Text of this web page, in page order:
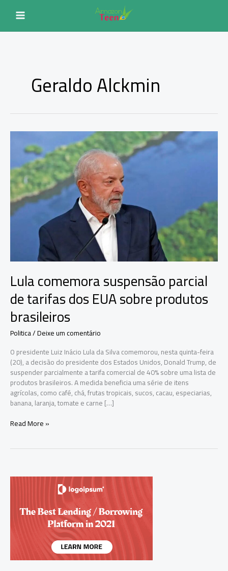
conteúdo
Geraldo Alckmin
Lula comemora suspensão parcial
de tarifas dos EUA sobre produtos
brasileiros
Politica/Deixe um comentário
O presidente Luiz Inácio Lula da Silva comemorou, nesta quinta-feira
(20), a decisão do presidente dos Estados Unidos, Donald Trump, de
suspender parcialmente a tarifa comercial de 40% sobre uma lista de
produtos brasileiros. A medida beneficia uma série de itens
agrícolas, como café, chá, frutas tropicais, sucos, cacau, especiarias,
banana, laranja, tomate e carne […]
Lula
tarifas
sobre
produtos
Read More »